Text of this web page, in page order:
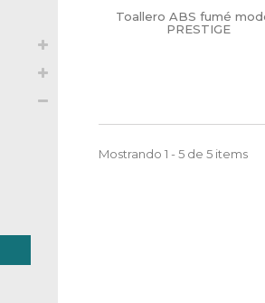
Toallero ABS fumé
PRESTIGE
Mostrando 1 - 5 de 5 items